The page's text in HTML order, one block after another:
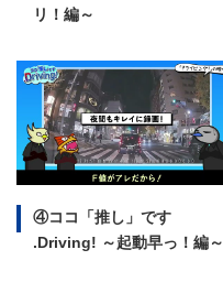
リ！編～
④ココ「推し」です
.Driving! ～起動早っ！編～